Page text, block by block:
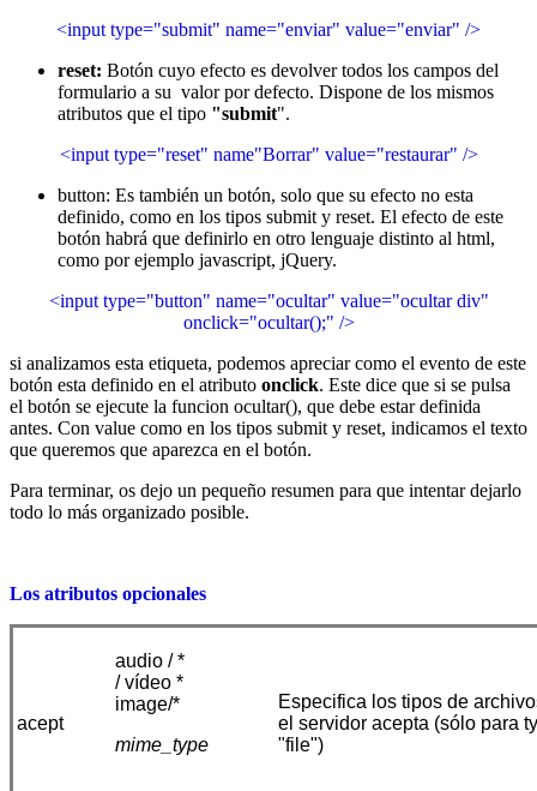
<input type="submit" name="enviar" value="enviar" />
reset: Botón cuyo efecto es devolver todos los campos del
formulario a su valor por defecto. Dispone de los mismos
atributos que el tipo "submit".
<input type="reset" name"Borrar" value="restaurar" />
button: Es también un botón, solo que su efecto no esta
definido, como en los tipos submit y reset. El efecto de este
botón habrá que definirlo en otro lenguaje distinto al html,
como por ejemplo javascript, jQuery.
<input type="button" name="ocultar" value="ocultar div"
onclick="ocultar();" />
si analizamos esta etiqueta, podemos apreciar como el evento de este
botón esta definido en el atributo onclick. Este dice que si se pulsa
el botón se ejecute la funcion ocultar(), que debe estar definida
antes. Con value como en los tipos submit y reset, indicamos el texto
que queremos que aparezca en el botón.
Para terminar, os dejo un pequeño resumen para que intentar dejarlo
todo lo más organizado posible.
Los atributos opcionales
acept
audio / *
/ vídeo *
image/*
mime_type
Especifica los tipos de
el servidor acepta (sólo para
"file")